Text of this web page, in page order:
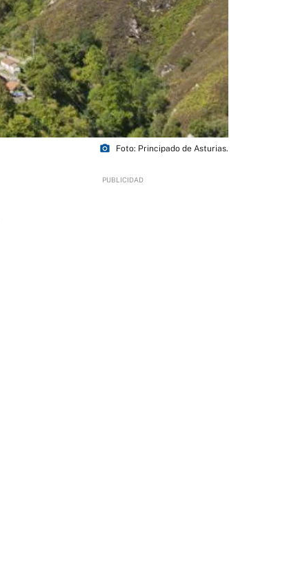
photo_camera Foto: Principado de Asturias.